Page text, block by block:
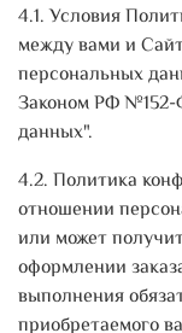
4.1. Условия
между вами и
персональных
Законом РФ №152-
данных".
4.2. Политика
отношении
или может
оформлении
выполнения
приобретаемого